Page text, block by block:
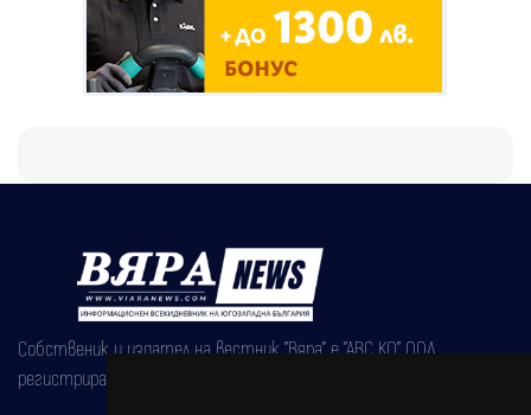
Собственик и издател на вестник "Вяра" е "АВС КО" ООД,
регистрирана на 08.05.2002 година.